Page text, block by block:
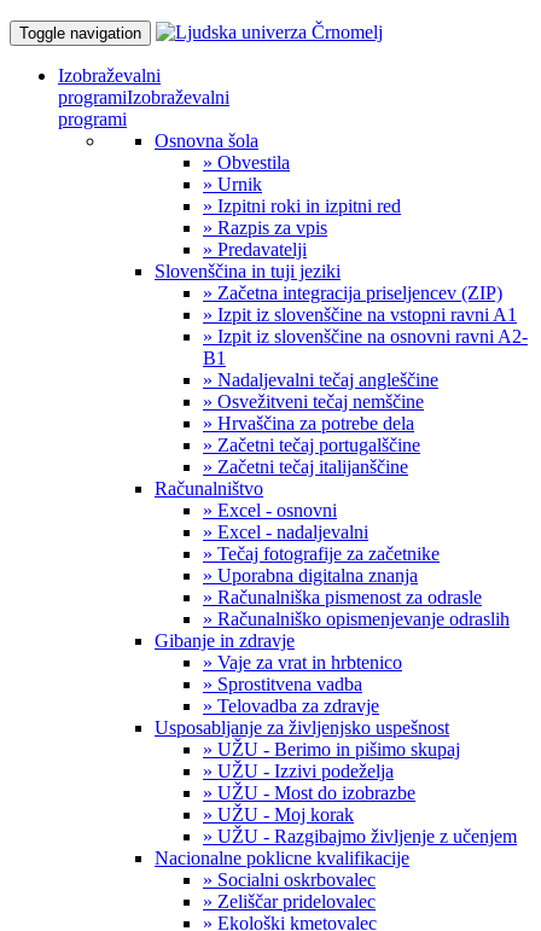
Toggle navigation
Izobraževalni
programiIzobraževalni
programi
Osnovna šola
» Obvestila
» Urnik
» Izpitni roki in izpitni red
» Razpis za vpis
» Predavatelji
Slovenščina in tuji jeziki
» Začetna integracija priseljencev (ZIP)
» Izpit iz slovenščine na vstopni ravni A1
» Izpit iz slovenščine na osnovni ravni A2-
B1
» Nadaljevalni tečaj angleščine
» Osvežitveni tečaj nemščine
» Hrvaščina za potrebe dela
» Začetni tečaj portugalščine
» Začetni tečaj italijanščine
Računalništvo
» Excel - osnovni
» Excel - nadaljevalni
» Tečaj fotografije za začetnike
» Uporabna digitalna znanja
» Računalniška pismenost za odrasle
» Računalniško opismenjevanje odraslih
Gibanje in zdravje
» Vaje za vrat in hrbtenico
» Sprostitvena vadba
» Telovadba za zdravje
Usposabljanje za življenjsko uspešnost
» UŽU - Berimo in pišimo skupaj
» UŽU - Izzivi podeželja
» UŽU - Most do izobrazbe
» UŽU - Moj korak
» UŽU - Razgibajmo življenje z učenjem
Nacionalne poklicne kvalifikacije
» Socialni oskrbovalec
» Zeliščar pridelovalec
» Ekološki kmetovalec